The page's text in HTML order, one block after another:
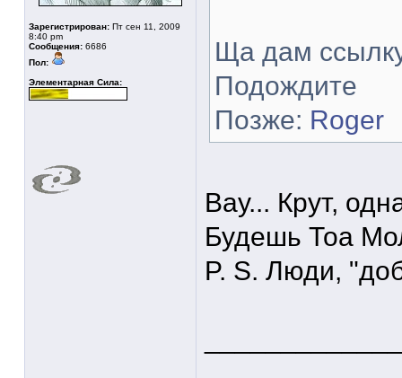
Зарегистрирован: Пт сен 11, 2009
8:40 pm
Сообщения: 6686
Пол:
Элементарная Сила:
Ща дам
Подождите
Позже: Roger
Вау... Крут,
Будешь Тоа
P. S. Люди,